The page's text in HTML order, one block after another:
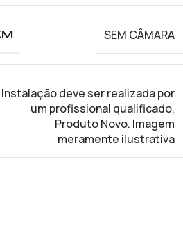
SEM CÂMARA
Instalação deve ser realizada por
um profissional qualificado,
Produto Novo. Imagem
meramente ilustrativa